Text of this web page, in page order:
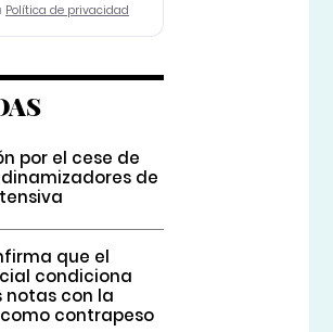
Política de privacidad
por el cese de
dinamizadores de
que el
condiciona
notas con la
contrapeso